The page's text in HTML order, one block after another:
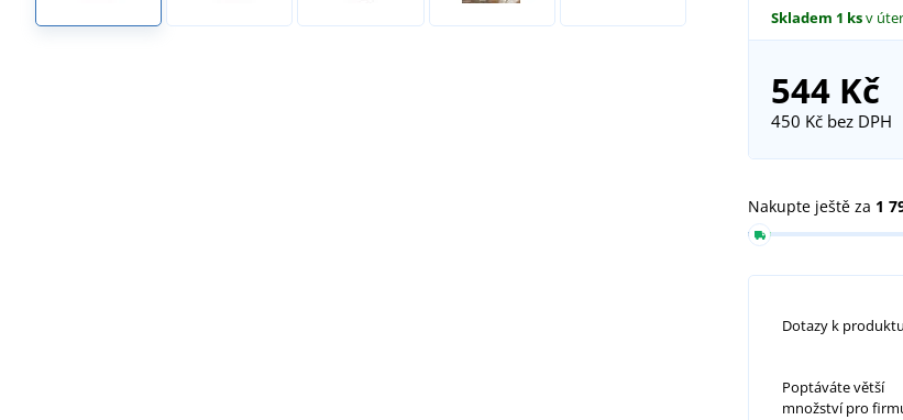
Skladem 1 ksv
544 Kč
450 Kčbez DPH
Nakupte ještě za 1
Dotazy k produktu
Poptáváte větší
množství pro